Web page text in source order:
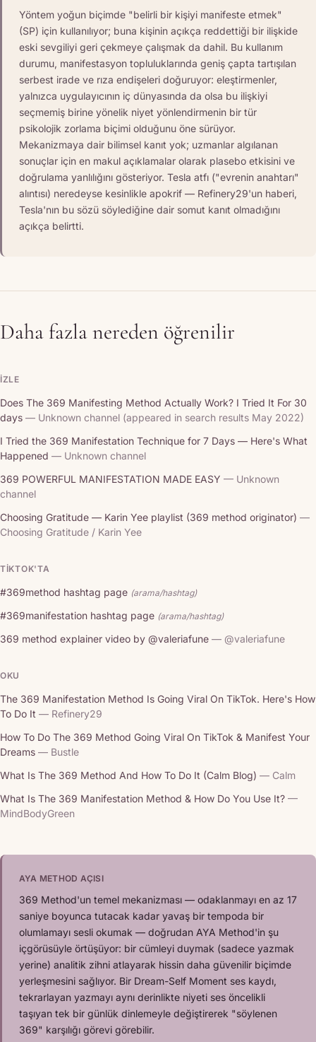
Yöntem yoğun biçimde "belirli bir kişiyi manifeste etmek"
(SP) için kullanılıyor; buna kişinin açıkça reddettiği bir ilişkide
eski sevgiliyi geri çekmeye çalışmak da dahil. Bu kullanım
durumu, manifestasyon topluluklarında geniş çapta tartışılan
serbest irade ve rıza endişeleri doğuruyor: eleştirmenler,
yalnızca uygulayıcının iç dünyasında da olsa bu ilişkiyi
seçmemiş birine yönelik niyet yönlendirmenin bir tür
psikolojik zorlama biçimi olduğunu öne sürüyor.
Mekanizmaya dair bilimsel kanıt yok; uzmanlar algılanan
sonuçlar için en makul açıklamalar olarak plasebo etkisini ve
doğrulama yanlılığını gösteriyor. Tesla atfı ("evrenin anahtarı"
alıntısı) neredeyse kesinlikle apokrif — Refinery29'un haberi,
Tesla'nın bu sözü söylediğine dair somut kanıt olmadığını
açıkça belirtti.
Daha fazla nereden öğrenilir
İZLE
Does The 369 Manifesting Method Actually Work? I Tried It For 30
days — Unknown channel (appeared in search results May 2022)
I Tried the 369 Manifestation Technique for 7 Days — Here's What
Happened — Unknown channel
369 POWERFUL MANIFESTATION MADE EASY — Unknown
channel
Choosing Gratitude — Karin Yee playlist (369 method originator) —
Choosing Gratitude / Karin Yee
TIKTOK'TA
#369method hashtag page (arama/hashtag)
#369manifestation hashtag page (arama/hashtag)
369 method explainer video by @valeriafune — @valeriafune
OKU
The 369 Manifestation Method Is Going Viral On TikTok. Here's How
To Do It — Refinery29
How To Do The 369 Method Going Viral On TikTok & Manifest Your
Dreams — Bustle
What Is The 369 Method And How To Do It (Calm Blog) — Calm
What Is The 369 Manifestation Method & How Do You Use It? —
MindBodyGreen
AYA METHOD AÇISI
369 Method'un temel mekanizması — odaklanmayı en az 17
saniye boyunca tutacak kadar yavaş bir tempoda bir
olumlamayı sesli okumak — doğrudan AYA Method'in şu
içgörüsüyle örtüşüyor: bir cümleyi duymak (sadece yazmak
yerine) analitik zihni atlayarak hissin daha güvenilir biçimde
yerleşmesini sağlıyor. Bir Dream-Self Moment ses kaydı,
tekrarlayan yazmayı aynı derinlikte niyeti ses öncelikli
taşıyan tek bir günlük dinlemeyle değiştirerek "söylenen
369" karşılığı görevi görebilir.